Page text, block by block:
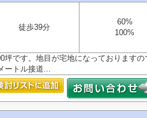
徒歩39分
60%
100%
です。地目が宅地になっておりますの
ートル接道...